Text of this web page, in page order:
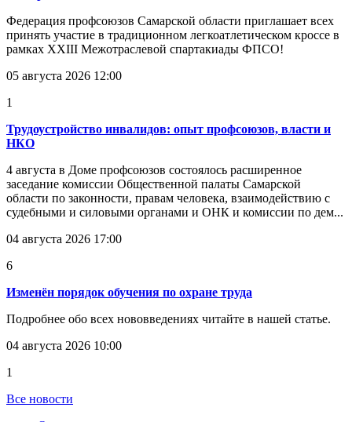
Федерация профсоюзов Самарской области приглашает всех
принять участие в традиционном легкоатлетическом кроссе в
рамках XXIII Межотраслевой спартакиады ФПСО!
05 августа 2026 12:00
1
Трудоустройство инвалидов: опыт профсоюзов, власти и
НКО
4 августа в Доме профсоюзов состоялось расширенное
заседание комиссии Общественной палаты Самарской
области по законности, правам человека, взаимодействию с
судебными и силовыми органами и ОНК и комиссии по дем...
04 августа 2026 17:00
6
Изменён порядок обучения по охране труда
Подробнее обо всех нововведениях читайте в нашей статье.
04 августа 2026 10:00
1
Все новости